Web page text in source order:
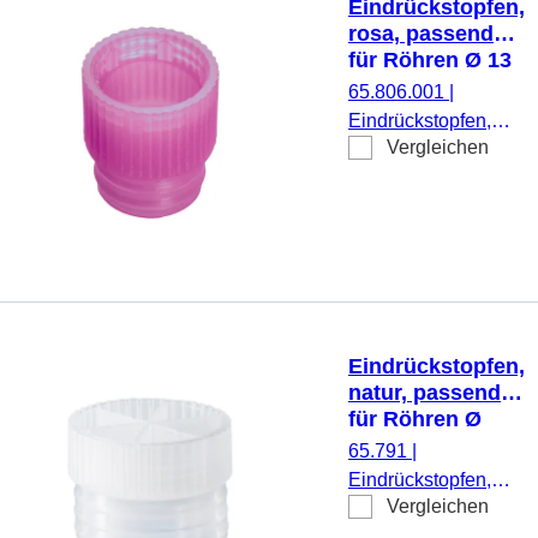
Eindrückstopfen,
rosa, passend
für Röhren Ø 13
mm
65.806.001
Eindrückstopfen,
rosa, passend für
Vergleichen
Eindrückstopfen,
natur, passend
für Röhren Ø
24,8 mm
65.791
Eindrückstopfen,
natur, passend für
Vergleichen